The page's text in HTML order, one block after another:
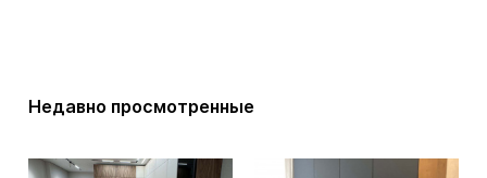
Недавно просмотренные